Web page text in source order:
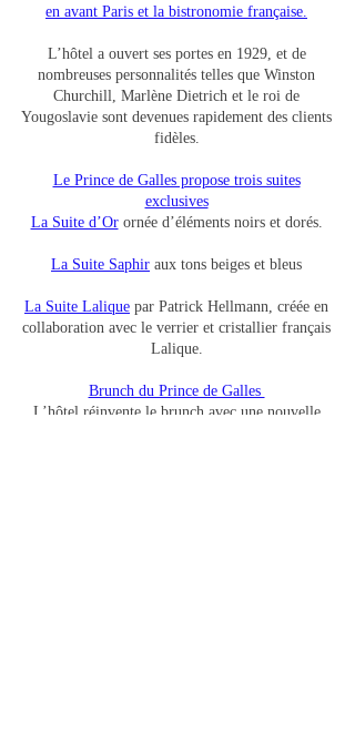
en avant Paris et la bistronomie française.
L’hôtel a ouvert ses portes en 1929, et de
nombreuses personnalités telles que Winston
Churchill, Marlène Dietrich et le roi de
Yougoslavie sont devenues rapidement des clients
fidèles.
Le Prince de Galles propose trois suites
exclusives
La Suite d’Orornée d’éléments noirs et dorés.
La Suite Saphir aux tons beiges et bleus
La Suite Lalique par Patrick Hellmann, créée en
collaboration avec le verrier et cristallier français
Lalique.
Brunch du Prince de Galles
L’hôtel réinvente le brunch avec une nouvelle